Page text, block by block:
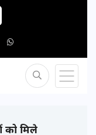
को मिले